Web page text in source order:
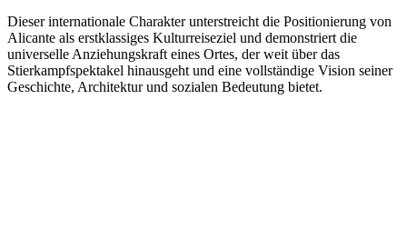
Dieser internationale Charakter unterstreicht die Positionierung von
Alicante als erstklassiges Kulturreiseziel und demonstriert die
universelle Anziehungskraft eines Ortes, der weit über das
Stierkampfspektakel hinausgeht und eine vollständige Vision seiner
Geschichte, Architektur und sozialen Bedeutung bietet.